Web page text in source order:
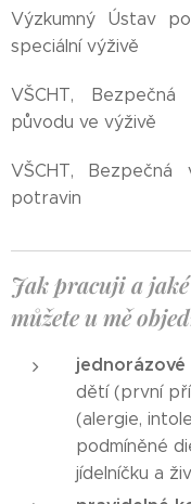
Výzkumný Ústav
speciální výživě
VŠCHT,
původu ve výživě
VŠCHT,
potravin
Jak pracuji a
můžete u mě
dětí (první
(alergie,
podmíněné
jídelníčku a